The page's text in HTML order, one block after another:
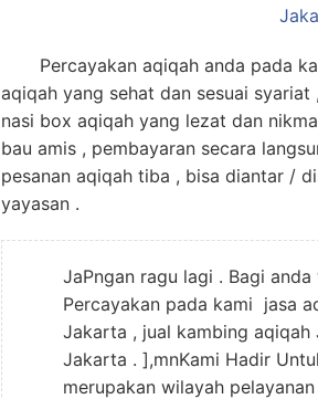
Percayakan aqiqah anda pada
aqiqah yang sehat dan sesuai
nasi box aqiqah yang lezat dan
bau amis , pembayaran secara
pesanan aqiqah tiba , bisa diantar /
yayasan .
JaPngan ragu lagi . Bagi
Percayakan pada kami jasa
Jakarta , jual kambing
Jakarta . ],mnKami Hadir
merupakan wilayah